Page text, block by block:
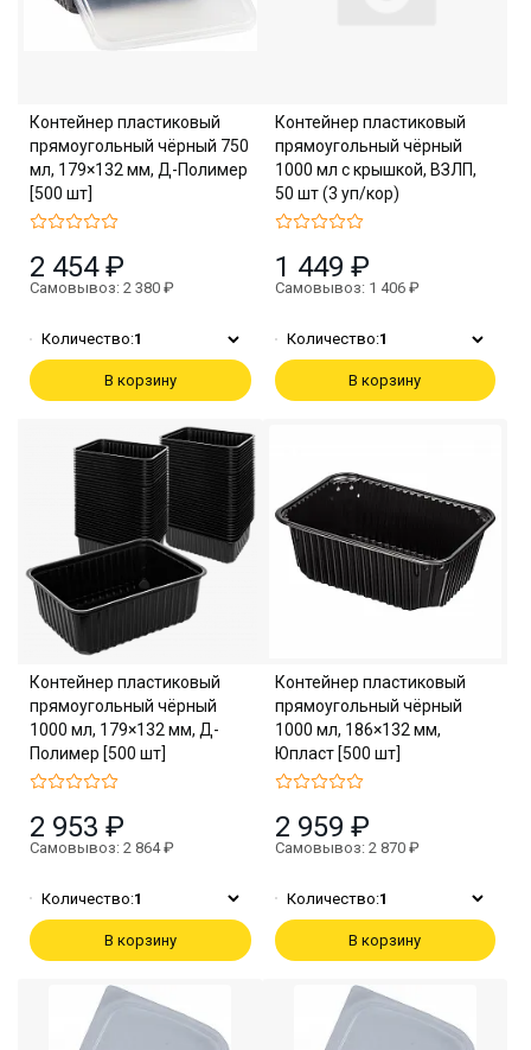
Контейнер пластиковый
прямоугольный чёрный 750
мл, 179×132 мм, Д-Полимер
[500 шт]
2 454 ₽
Самовывоз: 2 380 ₽
Количество:1
В корзину
Контейнер пластиковый
прямоугольный чёрный
1000 мл с крышкой, ВЗЛП,
50 шт (3 уп/кор)
1 449 ₽
Самовывоз: 1 406 ₽
Количество:1
В корзину
Контейнер пластиковый
прямоугольный чёрный
1000 мл, 179×132 мм, Д-
Полимер [500 шт]
2 953 ₽
Самовывоз: 2 864 ₽
Количество:1
В корзину
Контейнер пластиковый
прямоугольный чёрный
1000 мл, 186×132 мм,
Юпласт [500 шт]
2 959 ₽
Самовывоз: 2 870 ₽
Количество:1
В корзину